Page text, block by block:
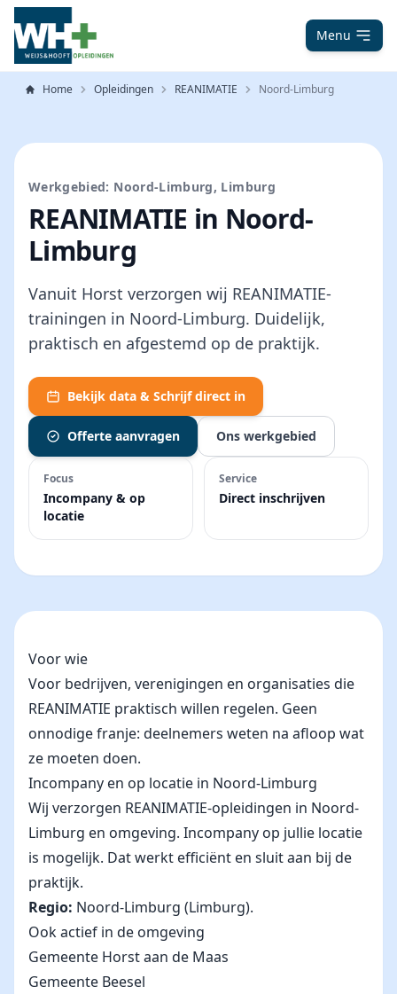
Menu
Home Opleidingen REANIMATIE Noord-Limburg
Werkgebied: Noord-Limburg, Limburg
REANIMATIE in Noord-
Limburg
Vanuit Horst verzorgen wij REANIMATIE-
trainingen in Noord-Limburg. Duidelijk,
praktisch en afgestemd op de praktijk.
Bekijk data & Schrijf direct in
Offerte aanvragen Ons werkgebied
Focus
Incompany & op
locatie
Service
Direct inschrijven
Voor wie
Voor bedrijven, verenigingen en organisaties die
REANIMATIE praktisch willen regelen. Geen
onnodige franje: deelnemers weten na afloop wat
ze moeten doen.
Incompany en op locatie in Noord-Limburg
Wij verzorgen REANIMATIE-opleidingen in Noord-
Limburg en omgeving. Incompany op jullie locatie
is mogelijk. Dat werkt efficiënt en sluit aan bij de
praktijk.
Regio: Noord-Limburg (Limburg).
Ook actief in de omgeving
Gemeente Horst aan de Maas
Gemeente Beesel